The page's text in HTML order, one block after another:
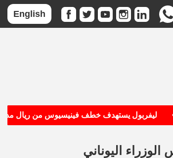
English
ليفربول يستهدف خطف فينيسيوس من ريال مدريد
اليوناني